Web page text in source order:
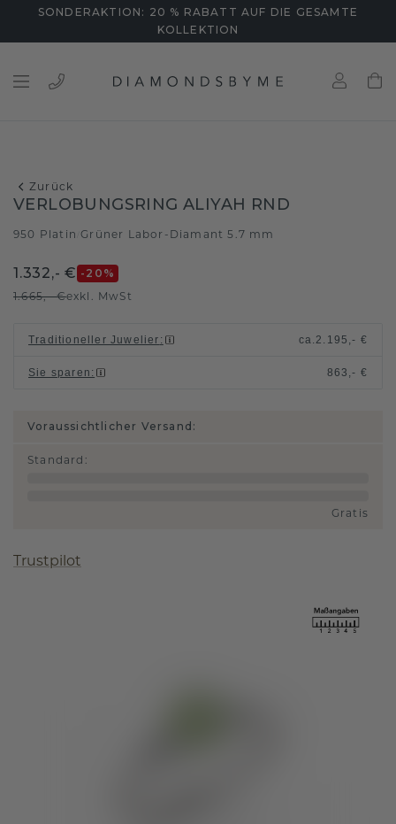
SONDERAKTION: 20 % RABATT AUF DIE GESAMTE
KOLLEKTION
Zurück
VERLOBUNGSRING ALIYAH RND
950 Platin /Grüner Labor-Diamant 5.7 mm
1.332,- € -20 %
1.665,- €exkl. MwSt
Traditioneller Juwelier : ca.2.195,- €
Sie sparen : 863,- €
Voraussichtlicher Versand:
Standard :
Gratis
Trustpilot